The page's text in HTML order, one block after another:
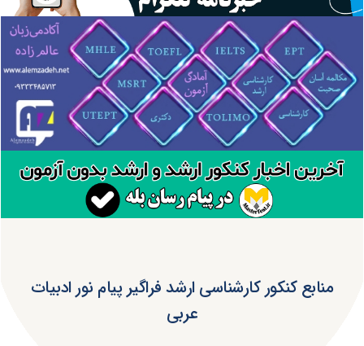
منابع کنکور کارشناسی ارشد فراگیر پیام نور ادبیات
عربی